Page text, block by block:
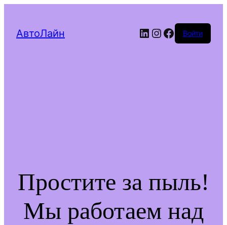
АвтоЛайн LinkedIn
Instagram
Facebook
Войти
Простите за пыль!
Мы работаем над